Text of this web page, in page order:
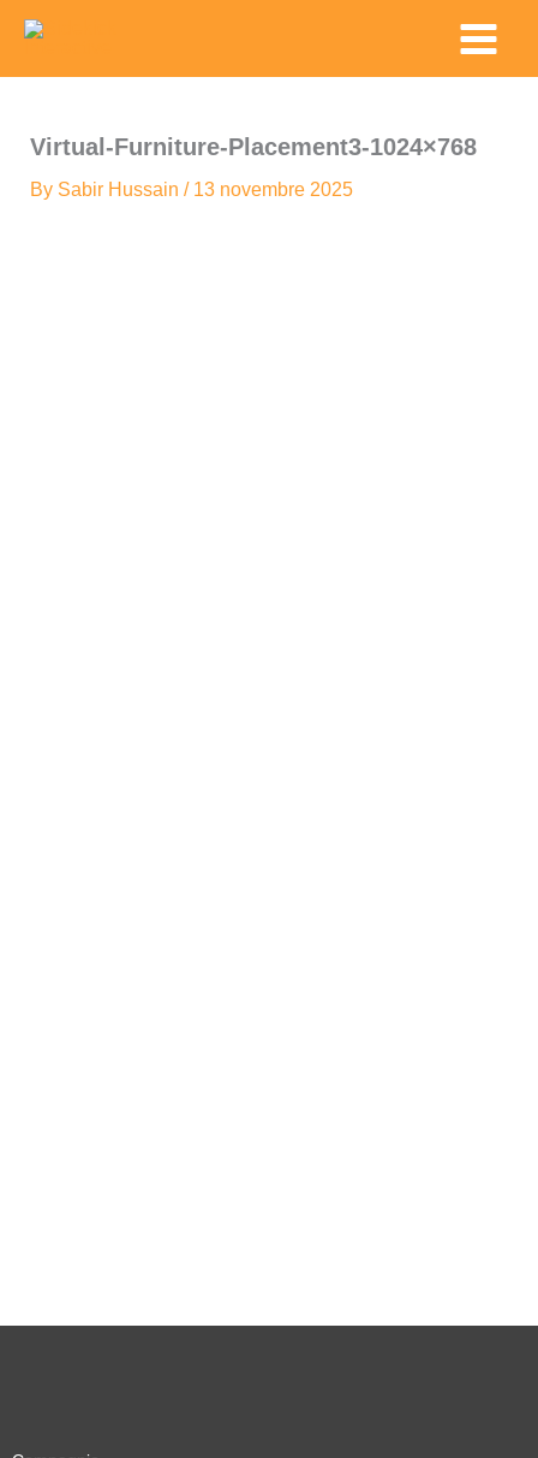
content
Main
Menu
Virtual-Furniture-Placement3-1024×768
By Sabir Hussain / 13 novembre 2025